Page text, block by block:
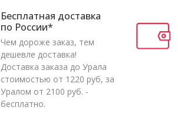
Бесплатная доставка
по России*
Чем дороже заказ, тем
дешевле доставка!
Доставка заказа до Урала
стоимостью от 1220 руб, за
Уралом от 2100 руб. -
бесплатно.